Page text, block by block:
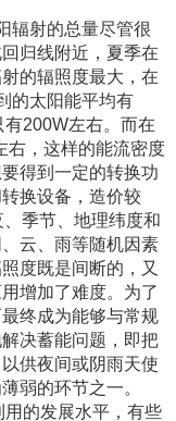
射的总量尽管很
归线附近，夏季在
的辐照度最大，在
的太阳能平均有
200W左右。而在
右，这样的能流密度
得到一定的转换功
换设备，造价较
季节、地理纬度和
云、雨等随机因素
度既是间断的，又
增加了难度。为了
终成为能够与常规
决蓄能问题，即把
供夜间或阴雨天使
弱的环节之一。
的发展水平，有些